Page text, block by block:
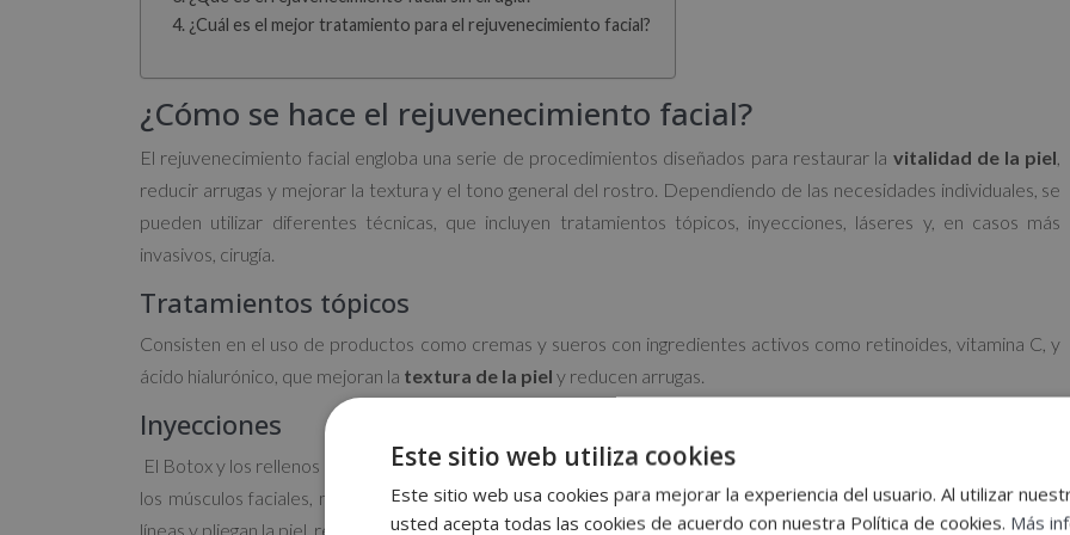
¿Cuál es el mejor tratamiento para el rejuvenecimiento facial?
¿Cómo se hace el rejuvenecimiento facial?
El rejuvenecimiento facial engloba una serie de procedimientos diseñados para restaurar la vitalidad de la piel
reducir arrugas y mejorar la textura y el tono general del rostro. Dependiendo de las necesidades individuales, se
pueden utilizar diferentes técnicas, que incluyen tratamientos tópicos, inyecciones, láseres y, en casos más
invasivos, cirugía.
Tratamientos tópicos
Consisten en el uso de productos como cremas y sueros con ingredientes activos como retinoides, vitamina C, y
ácido hialurónico, que mejoran la textura de la piel y reducen arrugas.
Inyecciones
El Botox y los rellenos dérmicos son métodos populares.La función del Botox es suavizar las arrugas
los músculos faciales, mientras que los rellenos dérmicos, generalmente a base de ácido hialurónico, rellenan las
líneas y pliegan la piel, restaurando el volumen perdido.
Este sitio web utiliza cookies
Este sitio web usa cookies para mejorar la experiencia del usuario. Al utilizar
usted acepta todas las cookies de acuerdo con nuestra Política de cookies. Más